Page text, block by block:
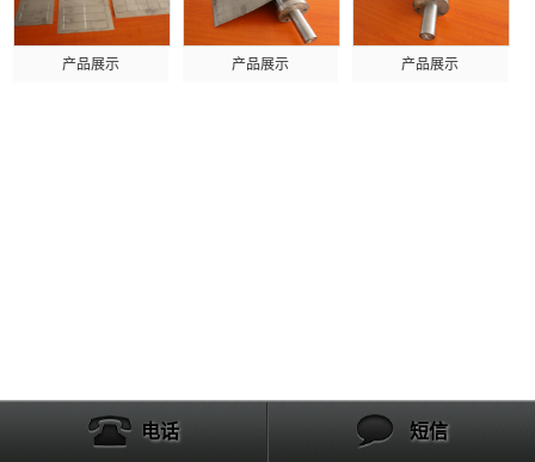
产品展示 产品展示 产品展示
电话 短信